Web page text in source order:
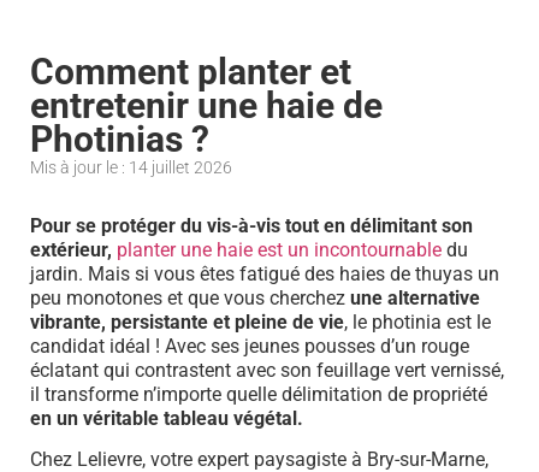
Comment planter et
entretenir une haie de
Photinias ?
Mis à jour le : 14 juillet 2026
Pour se protéger du vis-à-vis tout en délimitant son
extérieur, planter une haie est un incontournable du
jardin. Mais si vous êtes fatigué des haies de thuyas un
peu monotones et que vous cherchez une alternative
vibrante, persistante et pleine de vie, le photinia est le
candidat idéal ! Avec ses jeunes pousses d’un rouge
éclatant qui contrastent avec son feuillage vert vernissé,
il transforme n’importe quelle délimitation de propriété
en un véritable tableau végétal.
Chez Lelievre, votre expert paysagiste à Bry-sur-Marne,